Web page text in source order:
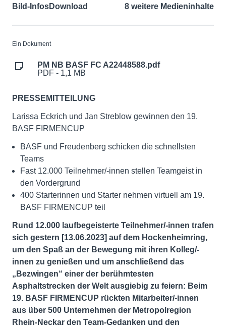
Bild-InfosDownload 8 weitere Medieninhalte
Ein Dokument
PM NB BASF FC A22448588.pdf
PDF - 1,1 MB
PRESSEMITTEILUNG
Larissa Eckrich und Jan Streblow gewinnen den 19.
BASF FIRMENCUP
BASF und Freudenberg schicken die schnellsten
Teams
Fast 12.000 Teilnehmer/-innen stellen Teamgeist in
den Vordergrund
400 Starterinnen und Starter nehmen virtuell am 19.
BASF FIRMENCUP teil
Rund 12.000 laufbegeisterte Teilnehmer/-innen trafen
sich gestern [13.06.2023] auf dem Hockenheimring,
um den Spaß an der Bewegung mit ihren Kolleg/-
innen zu genießen und um anschließend das
„Bezwingen“ einer der berühmtesten
Asphaltstrecken der Welt ausgiebig zu feiern: Beim
19. BASF FIRMENCUP rückten Mitarbeiter/-innen
aus über 500 Unternehmen der Metropolregion
Rhein-Neckar den Team-Gedanken und den